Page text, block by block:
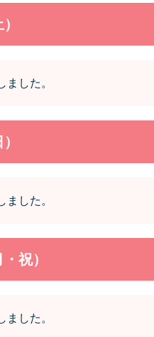
した。
した。
祝）
した。